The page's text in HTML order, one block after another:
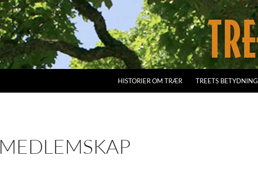
HISTORIER OM TRÆR TREETS BETYDNING
MEDLEMSKAP